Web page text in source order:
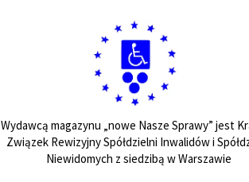
Wydawcą magazynu „nowe Nasze Sprawy” jest
Związek Rewizyjny Spółdzielni Inwalidów i
Niewidomych z siedzibą w Warszawie